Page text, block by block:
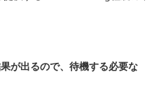
が出るので、待機する必要な